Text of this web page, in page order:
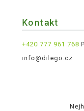
Kontakt
+420 777 961 768
info@dilego.cz